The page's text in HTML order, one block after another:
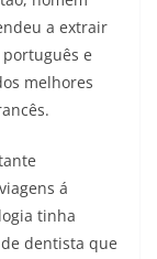
a extrair
e
melhores
á
tinha
dentista que